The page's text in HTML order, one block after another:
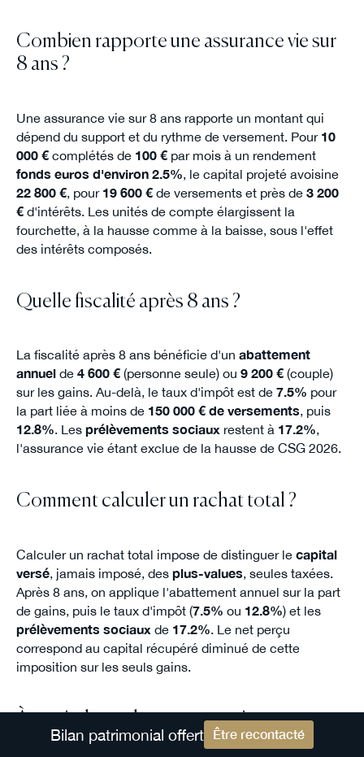
Combien rapporte une assurance vie sur
8 ans ?
Une assurance vie sur 8 ans rapporte un montant qui
dépend du support et du rythme de versement. Pour 10
000 €complétés de 100 €par mois à un rendement
fonds euros d'environ 2.5%, le capital projeté avoisine
22 800 €, pour 19 600 €de versements et près de 3 200
€d'intérêts. Les unités de compte élargissent la
fourchette, à la hausse comme à la baisse, sous l'effet
des intérêts composés.
Quelle fiscalité après 8 ans ?
La fiscalité après 8 ans bénéficie d'un abattement
annuelde 4 600 €(personne seule) ou 9 200 €(couple)
sur les gains. Au-delà, le taux d'impôt est de 7.5% pour
la part liée à moins de 150 000 € de versements, puis
12.8%. Les prélèvements sociaux restent à 17.2%,
l'assurance vie étant exclue de la hausse de CSG 2026.
Comment calculer un rachat total ?
Calculer un rachat total impose de distinguer le capital
versé, jamais imposé, des plus-values , seules taxées.
Après 8 ans, on applique l'abattement annuel sur la part
de gains, puis le taux d'impôt (7.5% ou 12.8%) et les
prélèvements sociaux de 17.2% . Le net perçu
correspond au capital récupéré diminué de cette
imposition sur les seuls gains.
À partir de quel montant envisager
l'assurance vie luxembourgeoise ?
Bilan patrimonial offert Être recontacté